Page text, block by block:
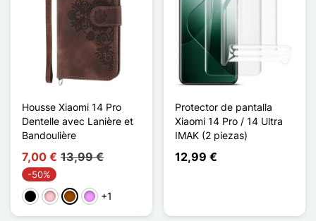
Housse Xiaomi 14 Pro
Dentelle avec Lanière et
Bandoulière
7,00 € 13,99 €
-50%
NegroRosaMarrónMorado claro
+1
Protector de pantalla
Xiaomi 14 Pro / 14 Ultra
IMAK (2 piezas)
12,99 €